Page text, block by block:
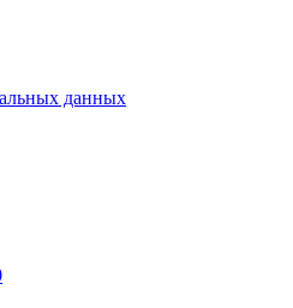
данных